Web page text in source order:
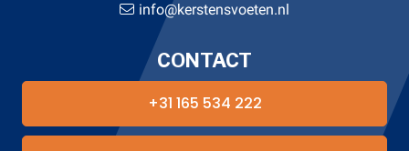
info@kerstensvoeten.nl
CONTACT
+31 165 534 222